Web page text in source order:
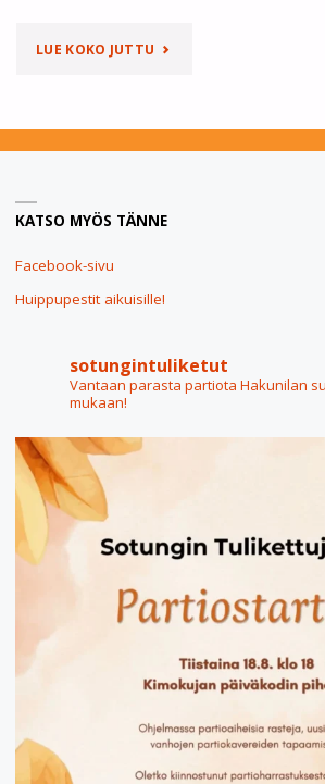
LUE KOKO JUTTU "KIITOS
PARTIO
VIIKOLLA
KATSO MYÖS TÄNNE
Facebook-sivu
Huippupestit aikuisille!
sotungintuliketut
Vantaan parasta partiota Hakunilan
mukaan!